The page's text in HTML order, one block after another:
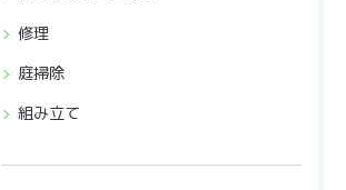
修理
庭掃除
組み立て